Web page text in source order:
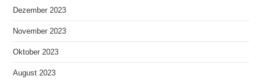
Dezember 2023
November 2023
Oktober 2023
August 2023